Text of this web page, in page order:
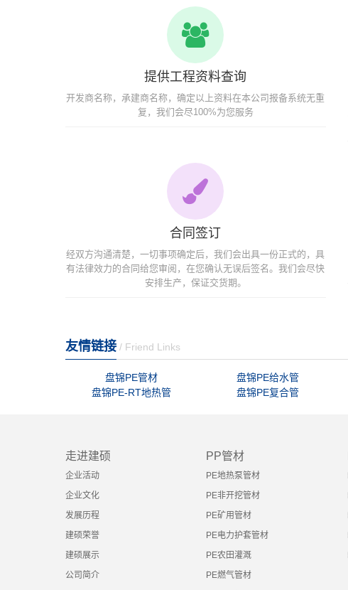
提供工程资料查询
开发商名称，承建商名称，确定以上资料在本公司报备系统无重
复，我们会尽100%为您服务
合同签订
经双方沟通清楚，一切事项确定后，我们会出具一份正式的，具
有法律效力的合同给您审阅，在您确认无误后签名。我们会尽快
安排生产，保证交货期。
友情链接 / Friend Links
盘锦PE管材 盘锦PE给水管
盘锦PE-RT地热管
盘锦PE复合管
走进建硕
企业活动
企业文化
发展历程
建硕荣誉
建硕展示
公司简介
PP管材
PE地热泵管材
PE非开挖管材
PE矿用管材
PE电力护套管材
PE农田灌溉
PE燃气管材